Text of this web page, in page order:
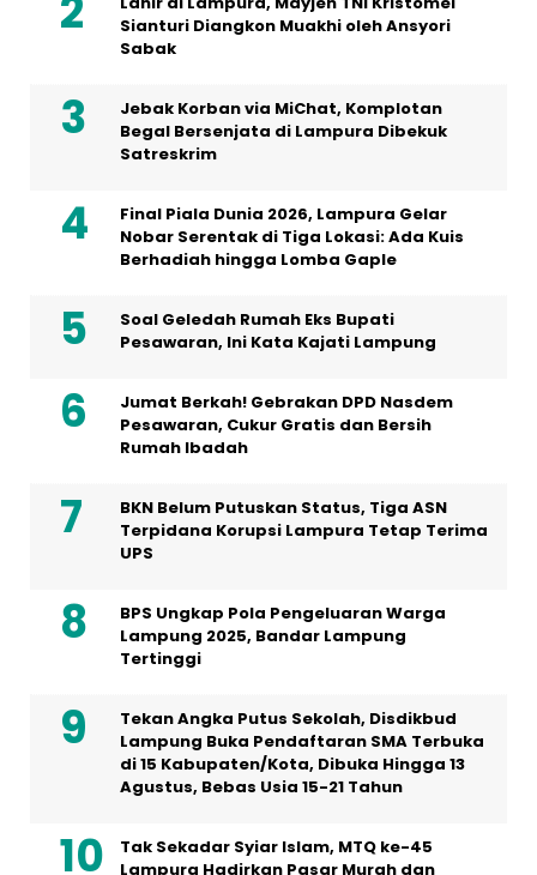
Sianturi Diangkon Muakhi oleh Ansyori
Sabak
Jebak Korban via MiChat, Komplotan
Begal Bersenjata di Lampura Dibekuk
Satreskrim
Final Piala Dunia 2026, Lampura Gelar
Nobar Serentak di Tiga Lokasi: Ada Kuis
Berhadiah hingga Lomba Gaple
Soal Geledah Rumah Eks Bupati
Pesawaran, Ini Kata Kajati Lampung
Jumat Berkah! Gebrakan DPD Nasdem
Pesawaran, Cukur Gratis dan Bersih
Rumah Ibadah
BKN Belum Putuskan Status, Tiga ASN
Terpidana Korupsi Lampura Tetap Terima
UPS
BPS Ungkap Pola Pengeluaran Warga
Lampung 2025, Bandar Lampung
Tertinggi
Tekan Angka Putus Sekolah, Disdikbud
Lampung Buka Pendaftaran SMA Terbuka
di 15 Kabupaten/Kota, Dibuka Hingga 13
Agustus, Bebas Usia 15-21 Tahun
Tak Sekadar Syiar Islam, MTQ ke-45
Lampura Hadirkan Pasar Murah dan